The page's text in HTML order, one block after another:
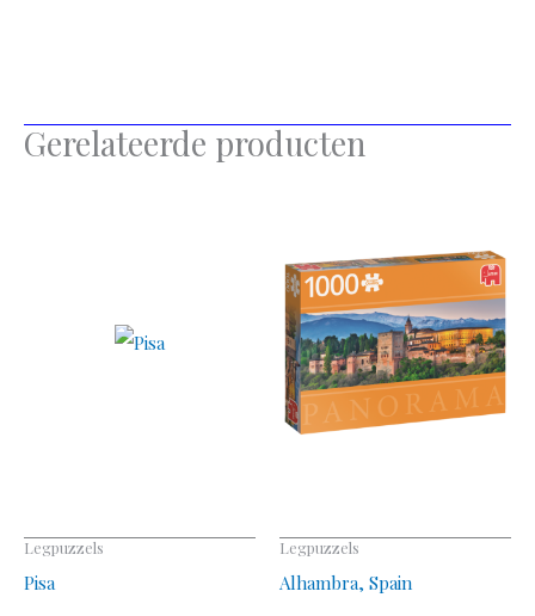
Gerelateerde producten
Legpuzzels
Pisa
Legpuzzels
Alhambra, Spain